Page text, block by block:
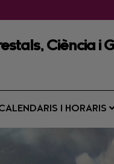
Ciència i
I HORARIS